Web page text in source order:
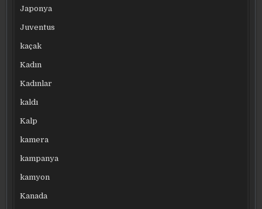
Japonya
Juventus
kaçak
Kadın
Kadınlar
kaldı
Kalp
kamera
kampanya
kamyon
Kanada